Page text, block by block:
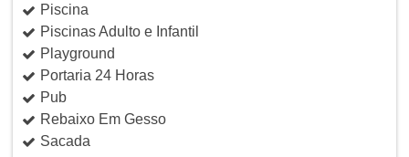
Piscina
Piscinas Adulto e Infantil
Playground
Portaria 24 Horas
Pub
Rebaixo Em Gesso
Sacada